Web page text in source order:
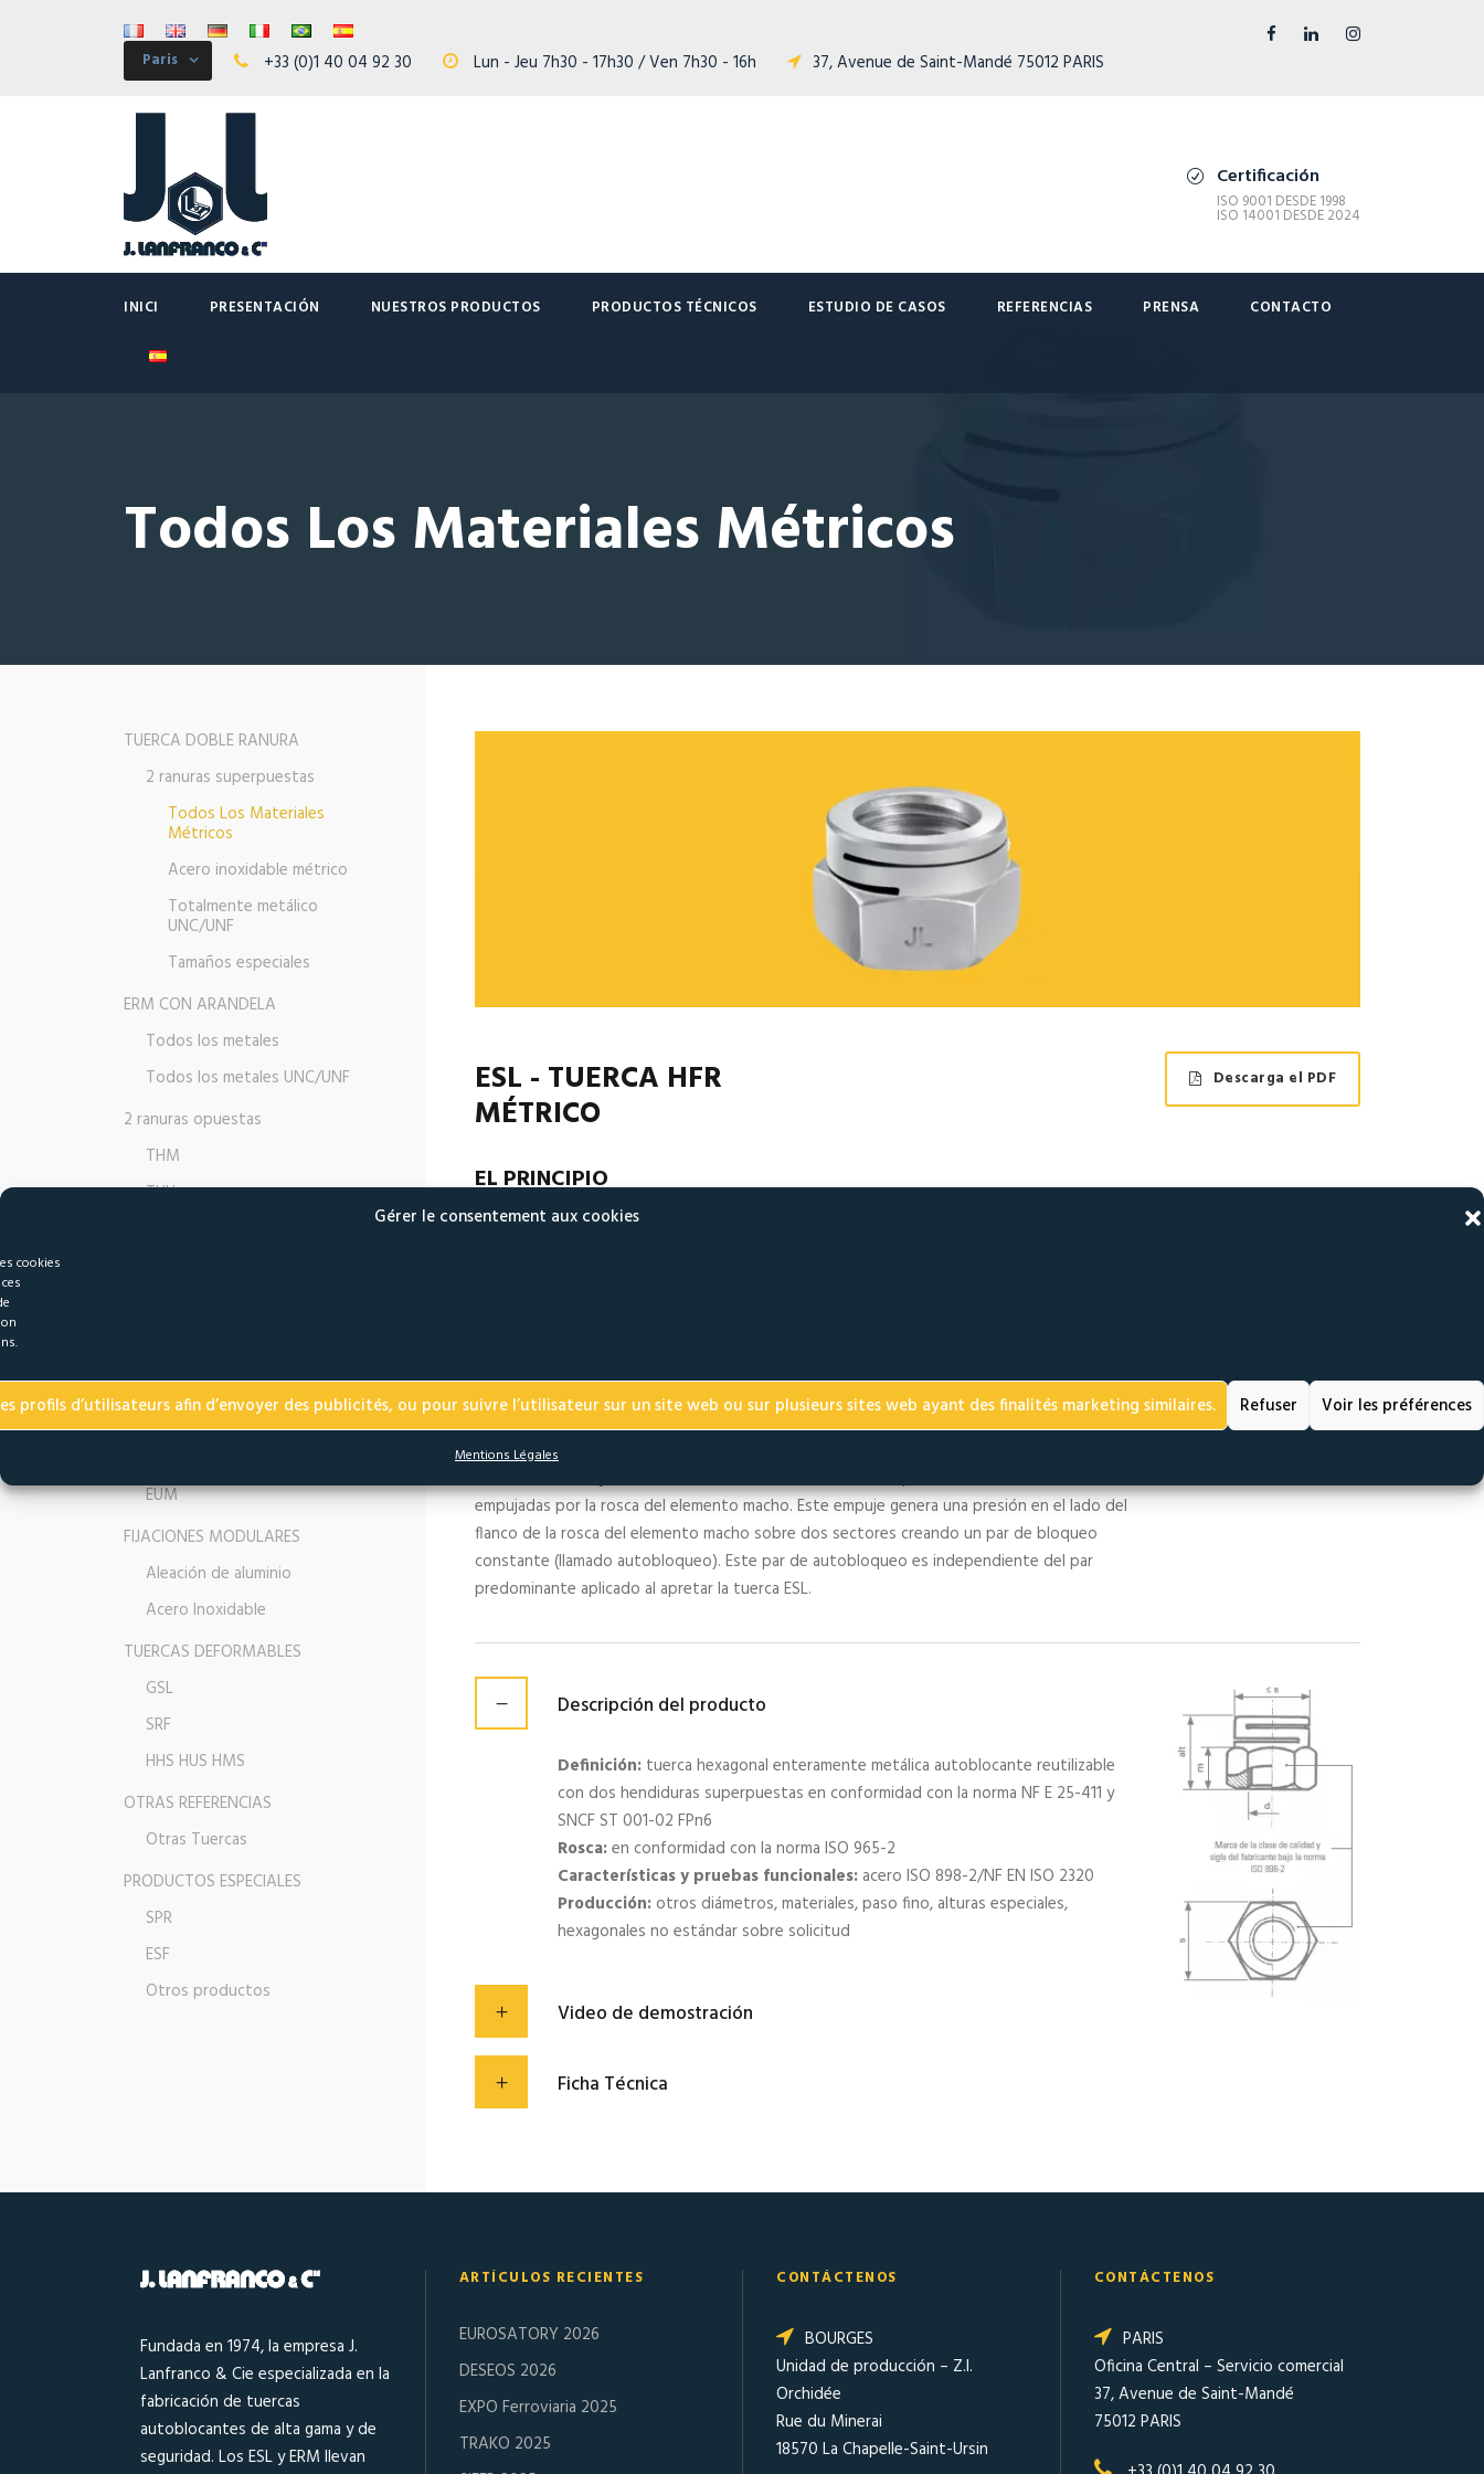
Gérer le consentement aux cookies
cookies
profils d’utilisateurs afin d’envoyer des publicités, ou pour suivre l’utilisateur sur un site web ou sur plusieurs sites web ayant des finalités marketing similaires. Refuser Voir les préférences
Mentions Légales
Paris +33 (0)1 40 04 92 30 Lun - Jeu 7h30 - 17h30 / Ven 7h30 - 16h 37, Avenue de Saint-Mandé 75012 PARIS
Certificación
ISO 9001 DESDE 1998
ISO 14001 DESDE 2024
INICI PRESENTACIÓN NUESTROS PRODUCTOS PRODUCTOS TÉCNICOS ESTUDIO DE CASOS REFERENCIAS PRENSA CONTACTO
Todos Los Materiales Métricos
ESL - TUERCA HFR
MÉTRICO
Descarga el PDF
EL PRINCIPIO
TUERCA HEXAGONAL DOBLE RANURADA TOTALMENTE METÁLICA AUTOBLOQUEANTE –
tuerca que luego se trituran bajo una carga específica para obtener una deformación
permanente de las dos ranuras (deformación elastoplástica).
empujadas por la rosca del elemento macho. Este empuje genera una presión en el lado del
flanco de la rosca del elemento macho sobre dos sectores creando un par de bloqueo
constante (llamado autobloqueo). Este par de autobloqueo es independiente del par
predominante aplicado al apretar la tuerca ESL.
Descripción del producto
Definición: tuerca hexagonal enteramente metálica autoblocante reutilizable
con dos hendiduras superpuestas en conformidad con la norma NF E 25-411 y
SNCF ST 001-02 FPn6
Rosca:en conformidad con la norma ISO 965-2
Características y pruebas funcionales: acero ISO 898-2/NF EN ISO 2320
Producción: otros diámetros, materiales, paso fino, alturas especiales,
hexagonales no estándar sobre solicitud
Video de demostración
Ficha Técnica
TUERCA DOBLE RANURA
2 ranuras superpuestas
Todos Los Materiales
Métricos
Acero inoxidable métrico
Totalmente metálico
UNC/UNF
Tamaños especiales
ERM CON ARANDELA
Todos los metales
Todos los metales UNC/UNF
2 ranuras opuestas
THM
THU
TUERCA CON INSERTO DE NYLON
HMP
EUM
FIJACIONES MODULARES
Aleación de aluminio
Acero Inoxidable
TUERCAS DEFORMABLES
GSL
SRF
HHS HUS HMS
OTRAS REFERENCIAS
Otras Tuercas
PRODUCTOS ESPECIALES
SPR
ESF
Otros productos
Fundada en 1974, la empresa J.
Lanfranco & Cie especializada en la
fabricación de tuercas
autoblocantes de alta gama y de
seguridad. Los ESL y ERM llevan
ARTÍCULOS RECIENTES
EUROSATORY 2026
DESEOS 2026
EXPO Ferroviaria 2025
TRAKO 2025
CONTÁCTENOS
BOURGES
Unidad de producción – Z.I.
Orchidée
Rue du Minerai
18570 La Chapelle-Saint-Ursin
CONTÁCTENOS
PARIS
Oficina Central – Servicio comercial
37, Avenue de Saint-Mandé
75012 PARIS